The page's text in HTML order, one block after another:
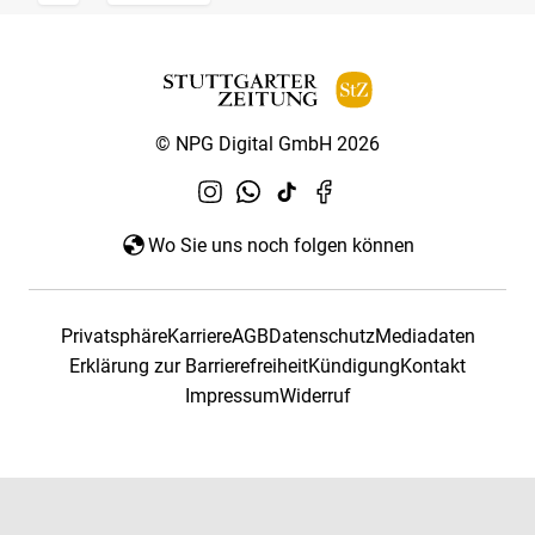
© NPG Digital GmbH 2026
Wo Sie uns noch folgen können
PrivatsphäreKarriereAGBDatenschutzMediadaten
Erklärung zur BarrierefreiheitKündigungKontakt
ImpressumWiderruf